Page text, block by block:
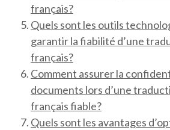
français?
Quels sont les outils
garantir la fiabilité d’une
français?
Comment assurer la
documents lors d’une
français fiable?
Quels sont les avantages